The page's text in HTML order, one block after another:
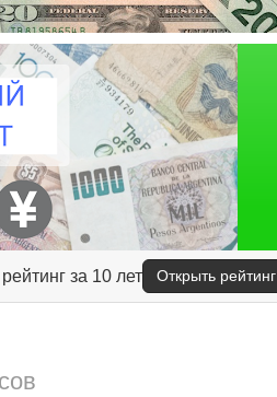
за 10 лет Открыть рейтинг